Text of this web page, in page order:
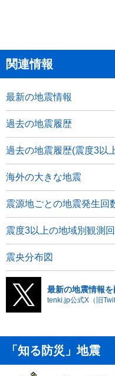
関連情報
最新の地震情報
過去の地震履歴
過去の地震履歴(震度3以
海外の大きな地震
震源地ごとの地震発生回
震度3以上の地域別観測
震央分布図
最新の地震情報を
tenki.jp公式X（旧
「知る防災」地震